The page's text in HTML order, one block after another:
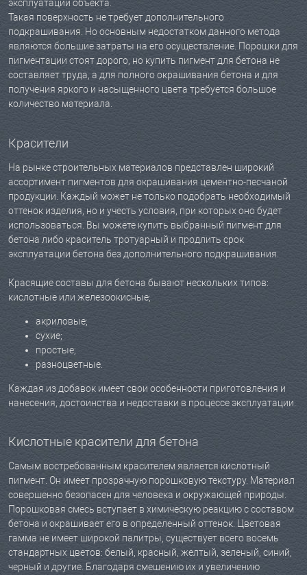
эксплуатации объекта.
Такая поверхность не требует дополнительного
подкрашивания. Но основным недостатком данного метода
являются большие затраты на его осуществление. Порошки для
пигментации стоят дорого, но купить пигмент для бетона не
составляет труда, а для полного окрашивания бетона и для
получения яркого и насыщенного цвета требуется большое
количество материала.
Красители
На рынке строительных материалов представлен широкий
ассортимент пигментов для окрашивания цементно-песчаной
продукции. Каждый может не только подобрать необходимый
оттенок изделия, но и учесть условия, при которых оно будет
использоваться. Вы можете купить выбранный пигмент для
бетона либо краситель тротуарный и продлить срок
эксплуатации бетона без дополнительного подкрашивания.
Красящие составы для бетона бывают нескольких типов:
кислотные или железоокисные;
акриловые;
сухие;
простые;
разноцветные.
Каждая из добавок имеет свои особенности приготовления и
нанесения, достоинства и недоставки в процессе эксплуатации.
Кислотные красители для бетона
Самым востребованным красителем является кислотный
пигмент. Он имеет прозрачную порошковую текстуру. Материал
совершенно безопасен для человека и окружающей природы.
Порошковая смесь вступает в химическую реакцию с составом
бетона и окрашивает его в определенный оттенок. Цветовая
гамма не имеет широкой палитры, существует всего восемь
стандартных цветов: белый, красный, желтый, зеленый, синий,
черный и другие. Благодаря смешению их и увеличению